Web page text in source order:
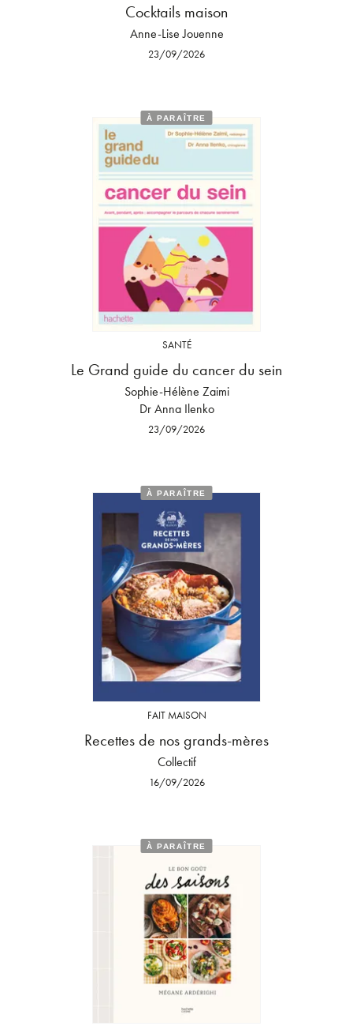
Cocktails maison
Anne-Lise Jouenne
23/09/2026
À PARAÎTRE
SANTÉ
Le Grand guide du cancer du sein
Sophie-Hélène Zaimi
Dr Anna Ilenko
23/09/2026
À PARAÎTRE
FAIT MAISON
Recettes de nos grands-mères
Collectif
16/09/2026
À PARAÎTRE